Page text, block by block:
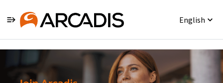
English
Single
Position